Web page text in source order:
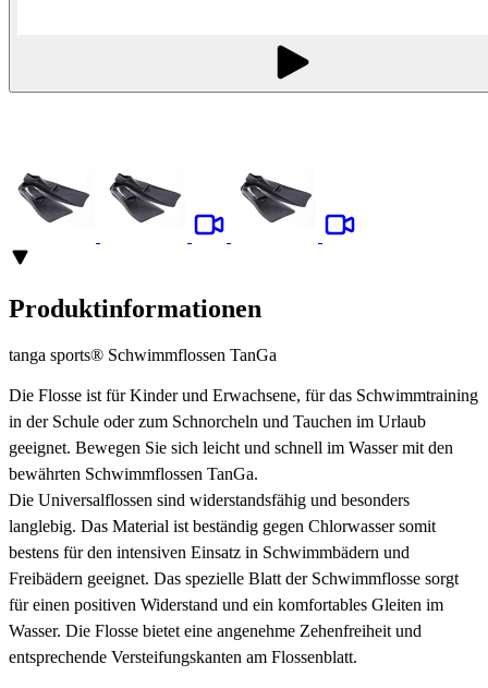
Produktinformationen
tanga sports® Schwimmflossen TanGa
Die Flosse ist für Kinder und Erwachsene, für das Schwimmtraining
in der Schule oder zum Schnorcheln und Tauchen im Urlaub
geeignet. Bewegen Sie sich leicht und schnell im Wasser mit den
bewährten Schwimmflossen TanGa.
Die Universalflossen sind widerstandsfähig und besonders
langlebig. Das Material ist beständig gegen Chlorwasser somit
bestens für den intensiven Einsatz in Schwimmbädern und
Freibädern geeignet. Das spezielle Blatt der Schwimmflosse sorgt
für einen positiven Widerstand und ein komfortables Gleiten im
Wasser. Die Flosse bietet eine angenehme Zehenfreiheit und
entsprechende Versteifungskanten am Flossenblatt.